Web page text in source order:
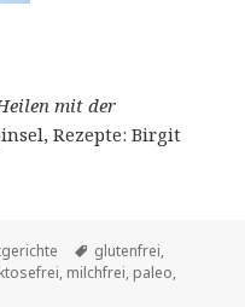
mit der
Rezepte: Birgit
Schlagwörter
glutenfrei,
, milchfrei, paleo,